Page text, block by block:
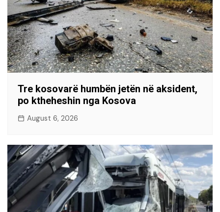
Tre kosovarë humbën jetën në aksident,
po ktheheshin nga Kosova
August 6, 2026